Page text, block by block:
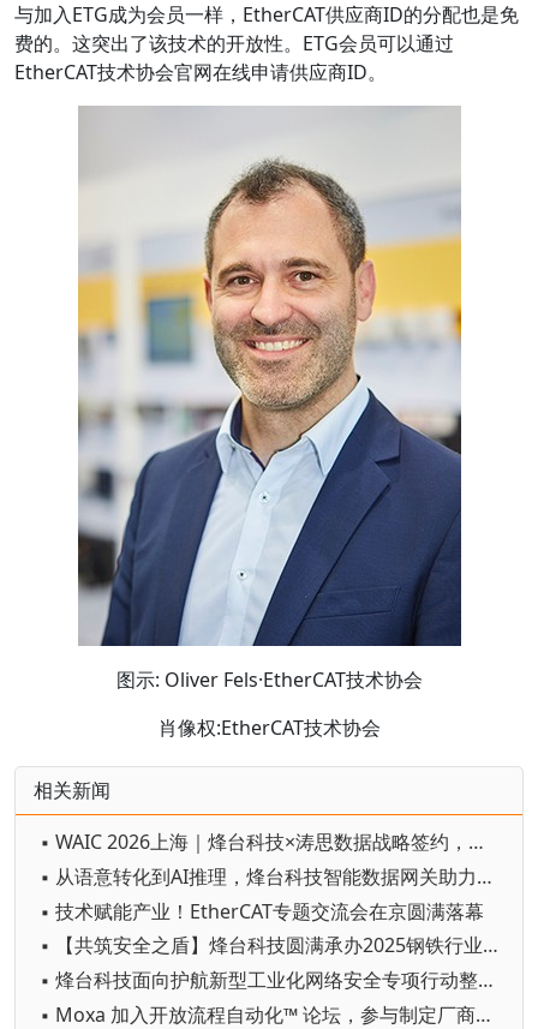
与加入ETG成为会员一样，EtherCAT供应商ID的分配也是免
费的。这突出了该技术的开放性。ETG会员可以通过
EtherCAT技术协会官网在线申请供应商ID。
图示: Oliver Fels·EtherCAT技术协会
肖像权:EtherCAT技术协会
相关新闻
▪ WAIC 2026上海｜烽台科技×涛思数据战略签约，联合打造"工业数据+AI"整体解决方案
▪ 从语意转化到AI推理，烽台科技智能数据网关助力工业互联网实现数据智能闭环
▪ 技术赋能产业！EtherCAT专题交流会在京圆满落幕
▪ 【共筑安全之盾】烽台科技圆满承办2025钢铁行业工业信息安全专项研讨会（永钢站）
▪ 烽台科技面向护航新型工业化网络安全专项行动整体服务方案
▪ Moxa 加入开放流程自动化™ 论坛，参与制定厂商中立的开放技术标准，全力支持工业自动化